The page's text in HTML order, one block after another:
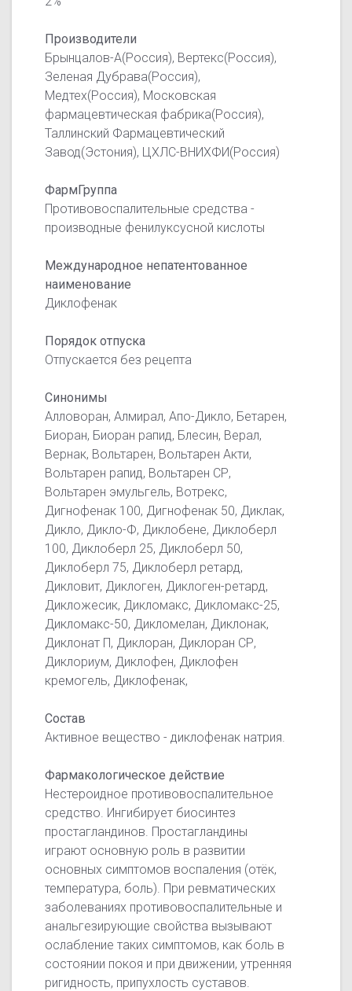
Производители
Брынцалов-А(Россия), Вертекс(Россия),
Зеленая Дубрава(Россия),
Медтех(Россия), Московская
фармацевтическая фабрика(Россия),
Таллинский Фармацевтический
Завод(Эстония), ЦХЛС-ВНИХФИ(Россия)
ФармГруппа
Противовоспалительные средства -
производные фенилуксусной кислоты
Международное непатентованное
наименование
Диклофенак
Порядок отпуска
Отпускается без рецепта
Синонимы
Алловоран, Алмирал, Апо-Дикло, Бетарен,
Биоран, Биоран рапид, Блесин, Верал,
Вернак, Вольтарен, Вольтарен Акти,
Вольтарен рапид, Вольтарен СР,
Вольтарен эмульгель, Вотрекс,
Дигнофенак 100, Дигнофенак 50, Диклак,
Дикло, Дикло-Ф, Диклобене, Диклоберл
100, Диклоберл 25, Диклоберл 50,
Диклоберл 75, Диклоберл ретард,
Дикловит, Диклоген, Диклоген-ретард,
Дикложесик, Дикломакс, Дикломакс-25,
Дикломакс-50, Дикломелан, Диклонак,
Диклонат П, Диклоран, Диклоран СР,
Диклориум, Диклофен, Диклофен
кремогель, Диклофенак,
Состав
Активное вещество - диклофенак натрия.
Фармакологическое действие
Нестероидное противовоспалительное
средство. Ингибирует биосинтез
простагландинов. Простагландины
играют основную роль в развитии
основных симптомов воспаления (отёк,
температура, боль). При ревматических
заболеваниях противовоспалительные и
анальгезирующие свойства вызывают
ослабление таких симптомов, как боль в
состоянии покоя и при движении, утренняя
ригидность, припухлость суставов.